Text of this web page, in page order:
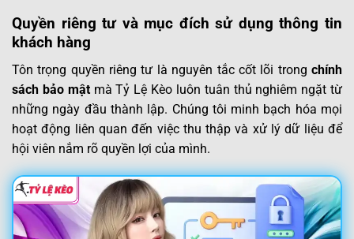
Quyền riêng tư và mục đích sử dụng thông tin
khách hàng
Tôn trọng quyền riêng tư là nguyên tắc cốt lõi trong chính
sách bảo mậtmà Tỷ Lệ Kèo luôn tuân thủ nghiêm ngặt từ
những ngày đầu thành lập. Chúng tôi minh bạch hóa mọi
hoạt động liên quan đến việc thu thập và xử lý dữ liệu để
hội viên nắm rõ quyền lợi của mình.